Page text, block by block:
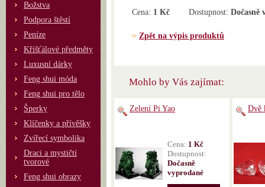
Božstva
Podpora štěstí
Peníze
Křišťálové předměty
Luxusní dárky
Feng shui móda
Feng shui pro tělo
Šperky
Klíčenky a přívěšky
Zvířecí symbolika
Draci a mystičtí
tvorové
Feng shui obrazy
Cena: 1 Kč Dostupnost: Dočasně
Zpět na výpis produktů
Mohlo by Vás zajímat:
Zelení Pi Yao
Cena: 1 Kč
Dostupnost:
Dočasně
vyprodané
Dvě